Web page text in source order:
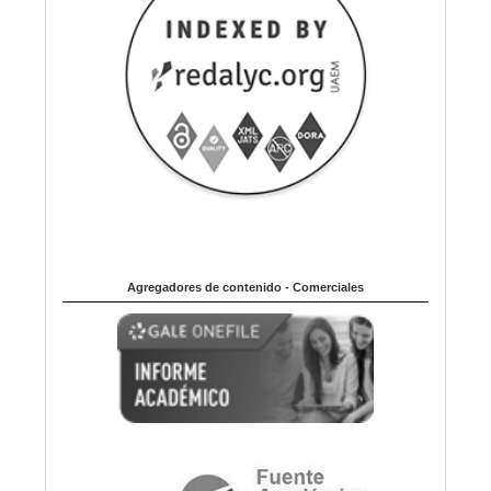
Agregadores de contenido - Comerciales